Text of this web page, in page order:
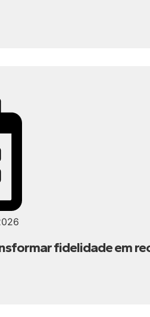
fidelidade em